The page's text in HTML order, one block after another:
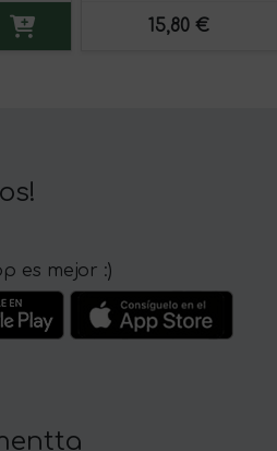
15,80 €
es mejor :)